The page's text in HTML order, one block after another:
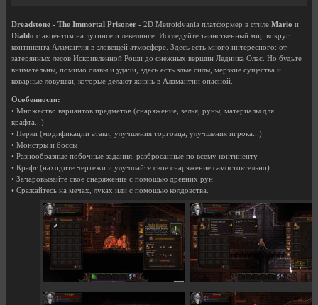
Dreadstone - The Immortal Prisoner - 2D Metroidvania платформер в стиле Mario и
Diablo с акцентом на лутинге и левелинге. Исследуйте таинственный мир вокруг
континента Аламантия в зловещей атмосфере. Здесь есть много интересного: от
затерянных лесов Искривленной Рощи до снежных вершин Ледника Олас. Но будьте
внимательны, помимо славы и удачи, здесь есть злые силы, мерзкие существа и
коварные ловушки, которые делают жизнь в Аламантии опасной.
Особенности:
• Множество вариантов предметов (снаряжение, зелья, руны, материалы для
крафта...)
• Перки (модификации атаки, улучшения торговца, улучшения игрока...)
• Монстры и боссы
• Разнообразные побочные задания, разбросанные по всему континенту
• Крафт (находите чертежи и улучшайте свое снаряжение самостоятельно)
• Зачаровывайте свое снаряжение с помощью древних рун
• Сражайтесь на мечах, луках или с помощью колдовства.